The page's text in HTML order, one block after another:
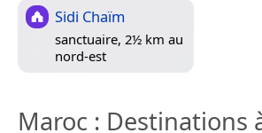
Sidi Chaïm
sanctuaire, 2½ km au
nord-est
Maroc : Destinations